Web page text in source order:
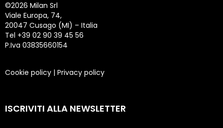
©2026 Milan Srl
Viale Europa, 74,
20047 Cusago (MI) – Italia
Tel +39 02 90 39 45 56
P.Iva 03835660154
Cookie policy | Privacy policy
ISCRIVITI ALLA NEWSLETTER